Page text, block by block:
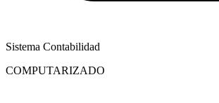
Sistema Contabilidad
COMPUTARIZADO